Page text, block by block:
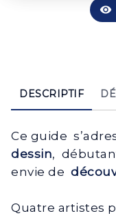
visibility
DESCRIPTIF
Ce guide
dessin,
envie de
Quatre artistes